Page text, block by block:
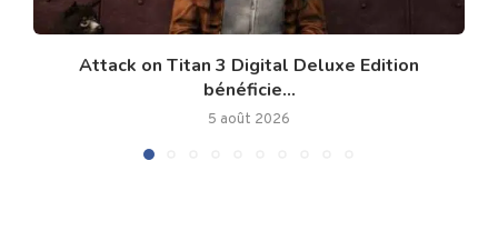
Attack on Titan 3 Digital Deluxe Edition
bénéficie...
5 août 2026